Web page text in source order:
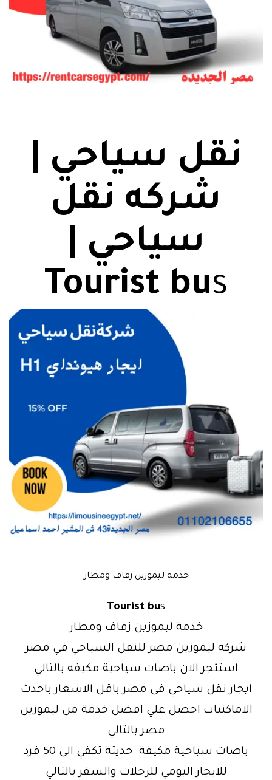
نقل سياحي |
شركه نقل
سياحي |
Tourist bus
خدمة ليموزين زفاف ومطار
Tourist bus
خدمة ليموزين زفاف ومطار
شركة ليموزين مصر للنقل السياحي في مصر
استئجر الان باصات سياحية مكيفه بالتالي
ايجار نقل سياحي في مصر باقل الاسعار باحدث
الاماكنيات احصل علي افضل خدمة من ليموزين
مصر بالتالي
باصات سياحية مكيفة حديثة تكفي الي 50 فرد
للايجار اليومي للرحلات والسفر بالتالي